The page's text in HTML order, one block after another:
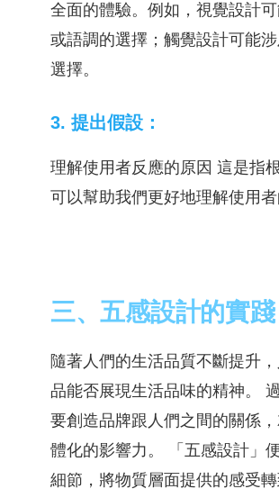
全面的體驗。例如，視覺設計
或語調的選擇；觸覺設計可能
選擇。
3. 提出假設：
理解使用者反應的原因 這是指
可以幫助我們更好地理解使用
三、五感設計的實踐
隨著人們的生活品質不斷提升
品能否展現生活品味的精神。
要創造品牌跟人們之間的關係
體化的影響力。 「五感設計」
細節，將物質層面提供的感受